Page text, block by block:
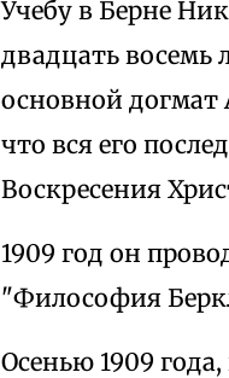
Учебу в Берне
двадцать восемь
основной догмат
что вся его
Воскресения
1909 год он
"Философия
Осенью 1909